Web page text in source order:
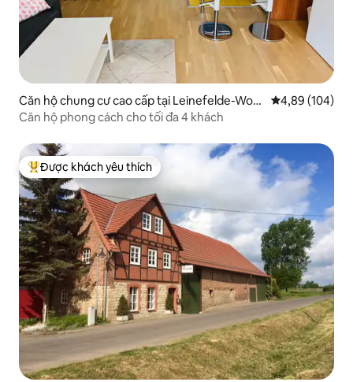
Căn hộ chung cư cao cấp tại Leinefelde-Wor
bis
Xếp hạng
4,89 (104)
Căn hộ phong cách cho tối đa 4 khách
Được khách yêu thích nhất
Được khách yêu thích